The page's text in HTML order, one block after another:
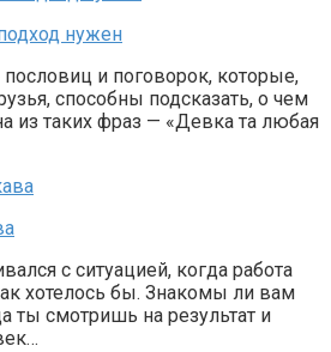
нужен
и поговорок, которые,
способны подсказать, о чем
из таких фраз — «Девка та любая
с ситуацией, когда работа
хотелось бы. Знакомы ли вам
ты смотришь на результат и